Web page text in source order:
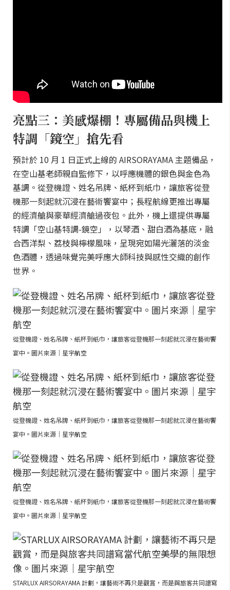
亮點三：美感爆棚！專屬備品與機上
特調「鏡空」搶先看
預計於 10 月 1 日正式上線的 AIRSORAYAMA 主題備品，
在空山基老師親自監修下，以呼應機體的銀色與金色為
基調。從登機證、姓名吊牌、紙杯到紙巾，讓旅客從登
機那一刻起就沉浸在藝術饗宴中；長程航線更推出專屬
的經濟艙與豪華經濟艙過夜包。此外，機上還提供專屬
特調「空山基特調-鏡空」，以琴酒、甜白酒為基底，融
合西洋梨、荔枝與檸檬風味，呈現宛如陽光灑落的淡金
色酒體，透過味覺完美呼應大師科技與感性交織的創作
世界。
從登機證、姓名吊牌、紙杯到紙巾，讓旅客從登機那一刻起就沉浸在藝術饗
宴中。圖片來源｜星宇航空
從登機證、姓名吊牌、紙杯到紙巾，讓旅客從登機那一刻起就沉浸在藝術饗
宴中。圖片來源｜星宇航空
從登機證、姓名吊牌、紙杯到紙巾，讓旅客從登機那一刻起就沉浸在藝術饗
宴中。圖片來源｜星宇航空
STARLUX AIRSORAYAMA 計劃，讓藝術不再只是觀賞，而是與旅客共同譜寫